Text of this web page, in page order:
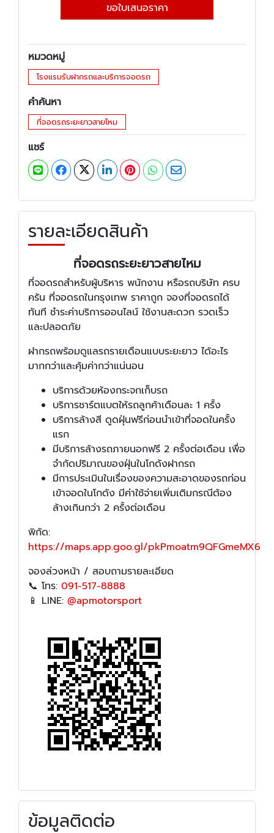
ขอใบเสนอราคา
หมวดหมู่
โรงแรมรับฝากรถและบริการจอดรถ
คำค้นหา
ที่จอดรถระยะยาวสายไหม
แชร์
รายละเอียดสินค้า
ที่จอดรถระยะยาวสายไหม
ที่จอดรถสำหรับผู้บริหาร พนักงาน หรือรถบริษัท ครบ
ครัน ที่จอดรถในกรุงเทพ ราคาถูก จองที่จอดรถได้
ทันที ชำระค่าบริการออนไลน์ ใช้งานสะดวก รวดเร็ว
และปลอดภัย
ฝากรถพร้อมดูแลรถรายเดือนแบบระยะยาว ได้อะไร
มากกว่าและคุ้มค่ากว่าแน่นอน
บริการด้วยห้องกระจกเก็บรถ
บริการชาร์ตแบตให้รถลูกค้าเดือนละ 1 ครั้ง
บริการล้างสี ดูดฝุ่นฟรีก่อนนำเข้าที่จอดในครั้ง
แรก
มีบริการล้างรถภายนอกฟรี 2 ครั้งต่อเดือน เพื่อ
จำกัดปริมาณของฝุ่นในโกดังฝากรถ
มีการประเมินในเรื่องของความสะอาดของรถก่อน
เข้าจอดในโกดัง มีค่าใช้จ่ายเพิ่มเติมกรณีต้อง
ล้างเกินกว่า 2 ครั้งต่อเดือน
พิกัด:
https://maps.app.goo.gl/pkPmoatm9QFGmeMX6
จองล่วงหน้า / สอบถามรายละเอียด
📞 โทร: 091-517-8888
📱 LINE: @apmotorsport
ข้อมูลติดต่อ